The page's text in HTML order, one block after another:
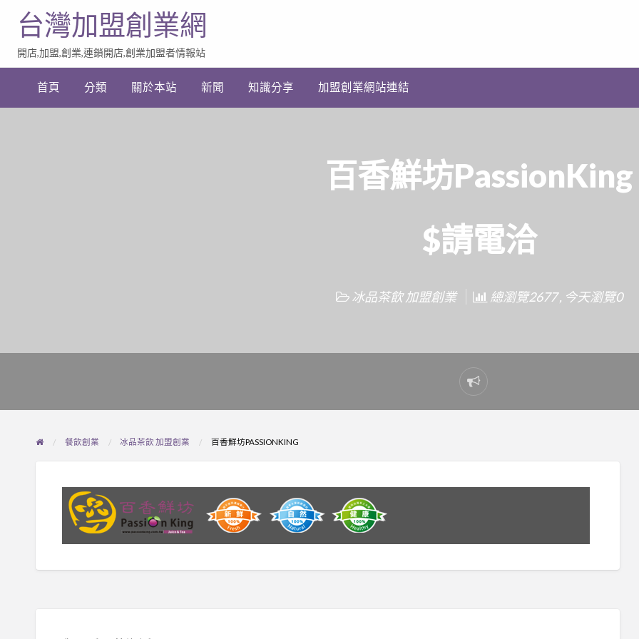
加
業
台灣加盟創業網
開店,加盟,創業,連鎖開店,創業加盟者情報站
首頁 分類 關於本站 新聞 知識分享 加盟創業網站連結
百香鮮坊PassionKing
$請電洽
冰品茶飲 加盟創業 總瀏覽2677 , 今天瀏覽0
Report
problem
餐飲創業 冰品茶飲 加盟創業 百香鮮坊PASSIONKING